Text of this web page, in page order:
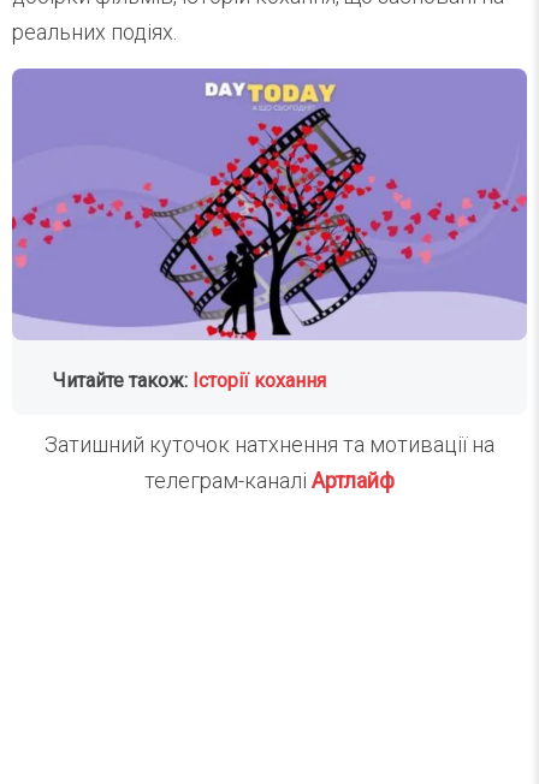
реальних подіях.
Читайте також: Історії кохання
Затишний куточок натхнення та мотивації на
телеграм-каналі Артлайф